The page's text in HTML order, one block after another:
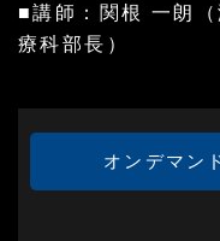
■講師：関根 一朗
療科部長）
オンデマン